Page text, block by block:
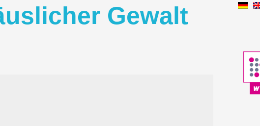
Gewalt